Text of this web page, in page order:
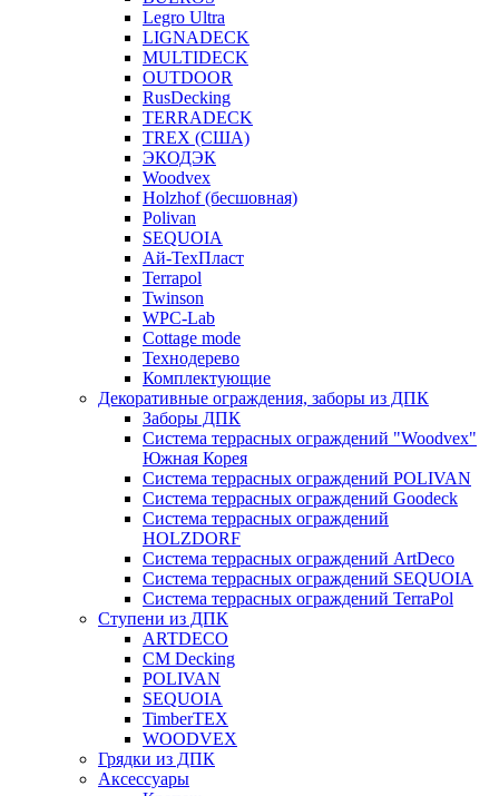
Legro Ultra
LIGNADECK
MULTIDECK
OUTDOOR
RusDecking
TERRADECK
TREX (США)
ЭКОДЭК
Woodvex
Holzhof (бесшовная)
Polivan
SEQUOIA
Ай-ТехПласт
Terrapol
Twinson
WPC-Lab
Cottage mode
Технодерево
Комплектующие
Декоративные ограждения, заборы из ДПК
Заборы ДПК
Система террасных ограждений "Woodvex"
Южная Корея
Система террасных ограждений POLIVAN
Система террасных ограждений Goodeck
Система террасных ограждений
HOLZDORF
Система террасных ограждений ArtDeco
Система террасных ограждений SEQUOIA
Система террасных ограждений TerraPol
Ступени из ДПК
ARTDECO
CM Decking
POLIVAN
SEQUOIA
TimberTEX
WOODVEX
Грядки из ДПК
Аксессуары